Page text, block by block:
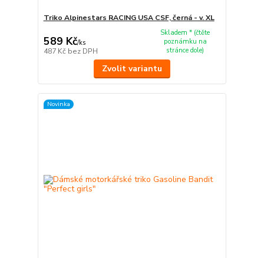
Triko Alpinestars RACING USA CSF, černá - v. XL
589 Kč/ks
487 Kč bez DPH
Skladem * (čtěte
poznámku na
stránce dole)
Zvolit variantu
Novinka